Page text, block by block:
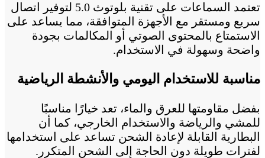
تعتمد السماعات على تقنية بلوتوث 5.0 لتوفير اتصال
سريع ومستقر مع الأجهزة المتوافقة، مما يساعد على
الاستمتاع بالمحتوى الصوتي أو المكالمات بجودة
واضحة وسهولة في الاستخدام.
مناسبة للاستخدام اليومي والأنشطة الرياضية
بفضل مقاومتها للعرق والماء، تعد خيارًا مناسبًا
للمشي والرياضة والاستخدام الخارجي، كما أن
البطارية القابلة لإعادة الشحن تساعد على استخدامها
لفترات طويلة دون الحاجة إلى الشحن المتكرر.